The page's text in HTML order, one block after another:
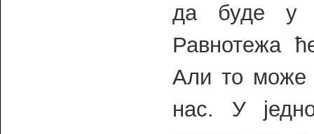
да буде у
Равнотежа
Али то може
нас. У